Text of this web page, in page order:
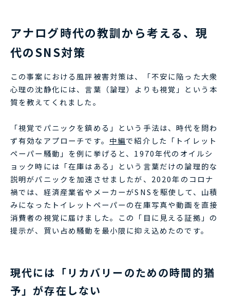
アナログ時代の教訓から考える、現
代のSNS対策
この事案における風評被害対策は、「不安に陥った大衆
心理の沈静化には、言葉（論理）よりも視覚」という本
質を教えてくれました。
「視覚でパニックを鎮める」という手法は、時代を問わ
ず有効なアプローチです。 中編で紹介した「トイレット
ペーパー騒動」を例に挙げると、1970年代のオイルシ
ョック時には「在庫はある」という言葉だけの論理的な
説明がパニックを加速させましたが、2020年のコロナ
禍では、経済産業省やメーカーがSNSを駆使して、山積
みになったトイレットペーパーの在庫写真や動画を直接
消費者の視覚に届けました。この「目に見える証拠」の
提示が、買い占め騒動を最小限に抑え込めたのです。
現代には「リカバリーのための時間的猶
予」が存在しない